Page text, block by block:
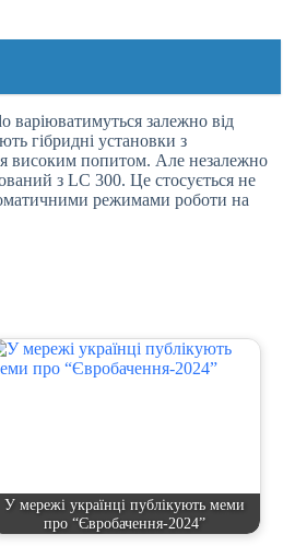
варіюватимуться залежно від
гібридні установки з
високим попитом. Але незалежно
з LC 300. Це стосується не
режимами роботи на
У мережі українці публікують меми
про “Євробачення-2024”